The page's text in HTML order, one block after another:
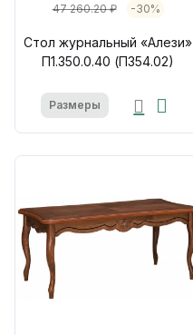
47 260.20 ₽ -30%
Стол журнальный «Алези»
П1.350.0.40 (П354.02)
Размеры